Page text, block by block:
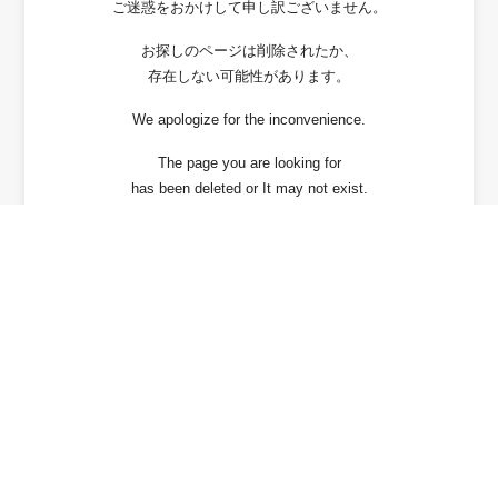
ご迷惑をおかけして申し訳ございません。
お探しのページは削除されたか、
存在しない可能性があります。
We apologize for the inconvenience.
The page you are looking for
has been deleted or It may not exist.